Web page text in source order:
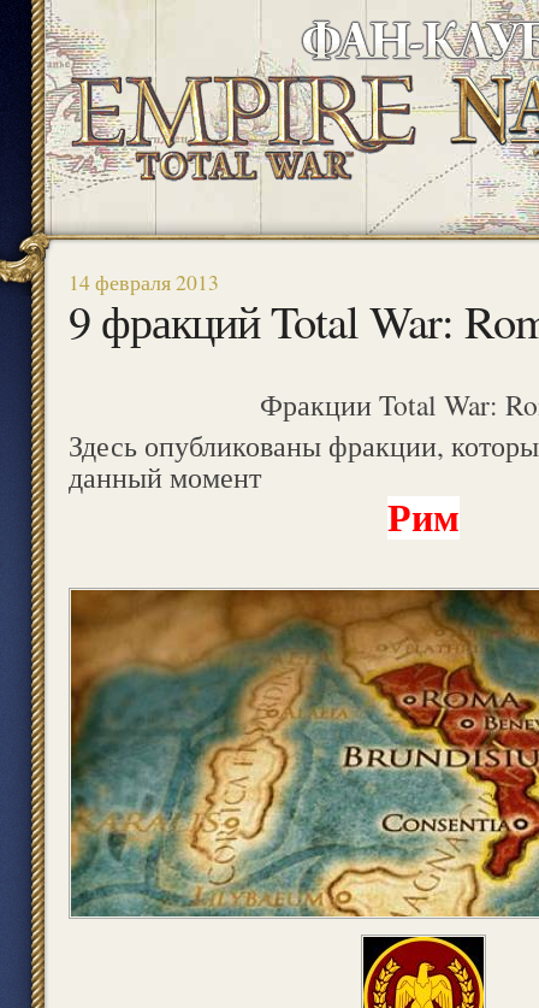
14 февраля 2013
9 фракций Total War:
Фракции Total War:
Здесь опубликованы фракции,
данный момент
Рим